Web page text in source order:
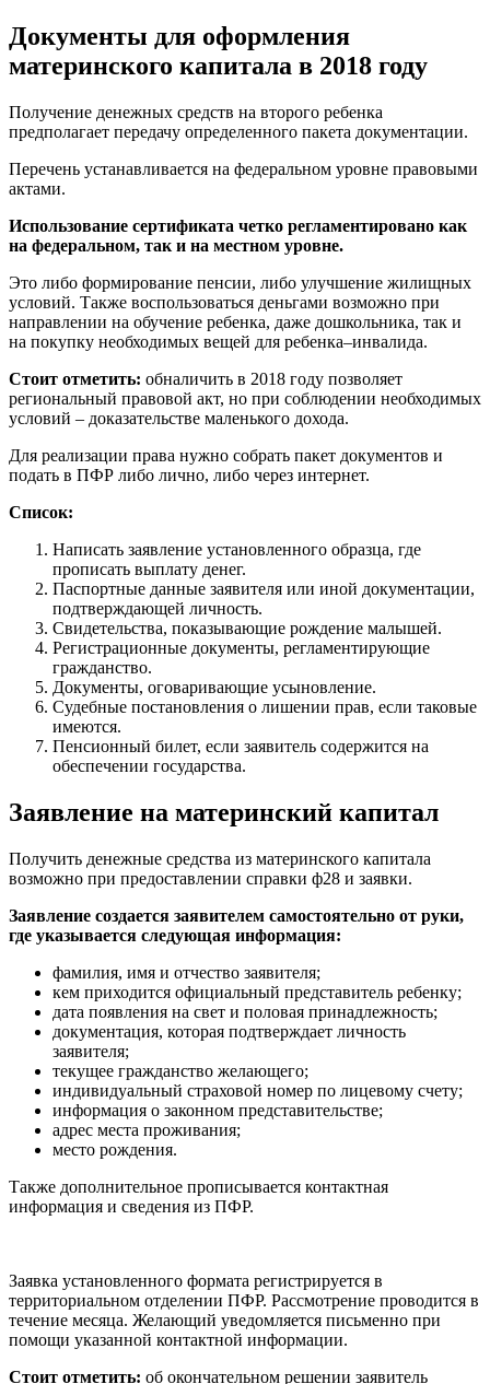
Документы для оформления
материнского капитала в 2018 году
Получение денежных средств на второго ребенка
предполагает передачу определенного пакета документации.
Перечень устанавливается на федеральном уровне правовыми
актами.
Использование сертификата четко регламентировано как
на федеральном, так и на местном уровне.
Это либо формирование пенсии, либо улучшение жилищных
условий. Также воспользоваться деньгами возможно при
направлении на обучение ребенка, даже дошкольника, так и
на покупку необходимых вещей для ребенка–инвалида.
Стоит отметить: обналичить в 2018 году позволяет
региональный правовой акт, но при соблюдении необходимых
условий – доказательстве маленького дохода.
Для реализации права нужно собрать пакет документов и
подать в ПФР либо лично, либо через интернет.
Список:
Написать заявление установленного образца, где
прописать выплату денег.
Паспортные данные заявителя или иной документации,
подтверждающей личность.
Свидетельства, показывающие рождение малышей.
Регистрационные документы, регламентирующие
гражданство.
Документы, оговаривающие усыновление.
Судебные постановления о лишении прав, если таковые
имеются.
Пенсионный билет, если заявитель содержится на
обеспечении государства.
Заявление на материнский капитал
Получить денежные средства из материнского капитала
возможно при предоставлении справки ф28 и заявки.
Заявление создается заявителем самостоятельно от руки,
где указывается следующая информация:
фамилия, имя и отчество заявителя;
кем приходится официальный представитель ребенку;
дата появления на свет и половая принадлежность;
документация, которая подтверждает личность
заявителя;
текущее гражданство желающего;
индивидуальный страховой номер по лицевому счету;
информация о законном представительстве;
адрес места проживания;
место рождения.
Также дополнительное прописывается контактная
информация и сведения из ПФР.
Заявка установленного формата регистрируется в
территориальном отделении ПФР. Рассмотрение проводится в
течение месяца. Желающий уведомляется письменно при
помощи указанной контактной информации.
Стоит отметить: об окончательном решении заявитель